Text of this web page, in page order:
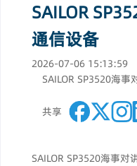
SAILOR
通信设备
2026-07-06 15:13:59
SAILOR SP3520海事
共享
SAILOR SP3520海事对